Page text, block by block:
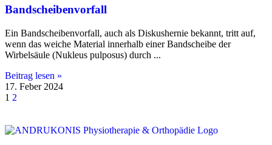
Bandscheibenvorfall
Ein Bandscheibenvorfall, auch als Diskushernie bekannt, tritt auf,
wenn das weiche Material innerhalb einer Bandscheibe der
Wirbelsäule (Nukleus pulposus) durch
Beitrag lesen »
17. Feber 2024
1 2